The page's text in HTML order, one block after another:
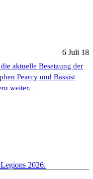
6 Juli 18
aktuelle Besetzung der
Pearcy und Bassist
weiter.